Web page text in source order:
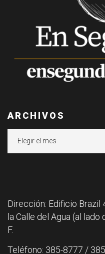
ARCHIVOS
Dirección: Edificio Brazil
la Calle del Agua (al
F.
Teléfono: 385-8777 /